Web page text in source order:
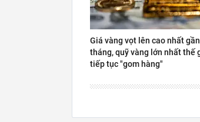
Giá vàng vọt lên cao nhất
tháng, quỹ vàng lớn nhất thế
tiếp tục "gom hàng"